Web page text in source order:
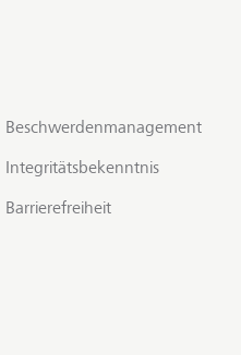
Beschwerdenmanagement
Integritätsbekenntnis
Barrierefreiheit